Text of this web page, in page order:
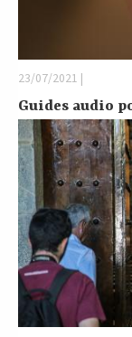
23/07/2021 |
Guides audio